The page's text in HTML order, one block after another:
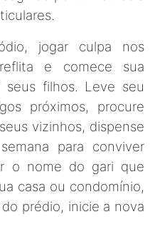
jogar culpa nos
e comece sua
seus filhos. Leve seu
próximos, procure
vizinhos, dispense
para conviver
o nome do gari que
casa ou condomínio,
prédio, inicie a nova